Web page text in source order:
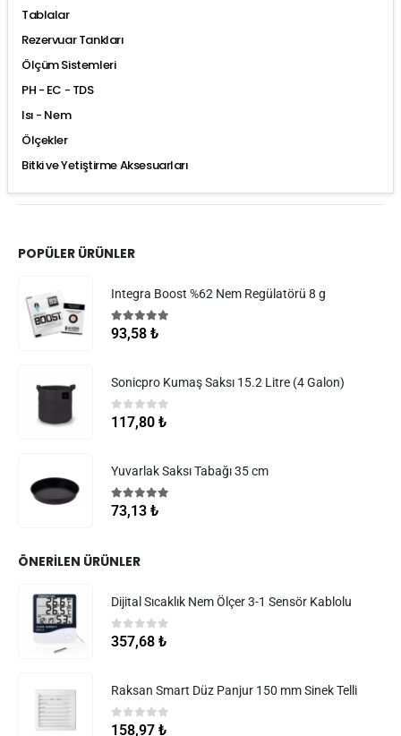
Tablalar
Rezervuar Tankları
Ölçüm Sistemleri
PH - EC - TDS
Isı - Nem
Ölçekler
Bitki ve Yetiştirme Aksesuarları
POPÜLER ÜRÜNLER
Integra Boost %62 Nem Regülatörü 8 g
5.005 üzerinden
93,58 ₺
Sonicpro Kumaş Saksı 15.2 Litre (4 Galon)
0 5 üzerinden
117,80 ₺
Yuvarlak Saksı Tabağı 35 cm
5.005 üzerinden
73,13 ₺
ÖNERILEN ÜRÜNLER
Dijital Sıcaklık Nem Ölçer 3-1 Sensör Kablolu
05 üzerinden
357,68 ₺
Raksan Smart Düz Panjur 150 mm Sinek Telli
0 5 üzerinden
158,97 ₺